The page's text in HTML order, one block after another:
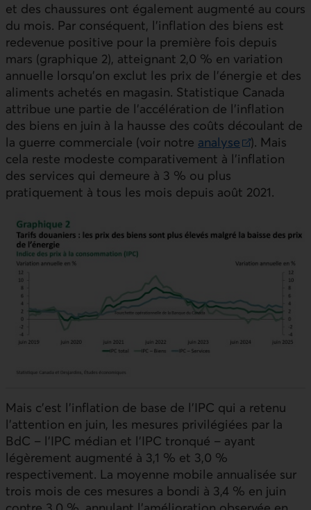
et des chaussures ont également augmenté au cours
du mois. Par conséquent, l’inflation des biens est
redevenue positive pour la première fois depuis
mars (graphique 2), atteignant 2,0 % en variation
annuelle lorsqu’on exclut les prix de l’énergie et des
aliments achetés en magasin. Statistique Canada
attribue une partie de l’accélération de l’inflation
des biens en juin à la hausse des coûts découlant de
la guerre commerciale (voir notre analyse
Lien externe au site.
). Mais
cela reste modeste comparativement à l’inflation
des services qui demeure à 3 % ou plus
pratiquement à tous les mois depuis août 2021.
Mais c’est l’inflation de base de l’IPC qui a retenu
l’attention en juin, les mesures privilégiées par la
BdC – l’IPC médian et l’IPC tronqué – ayant
légèrement augmenté à 3,1 % et 3,0 %
respectivement. La moyenne mobile annualisée sur
trois mois de ces mesures a bondi à 3,4 % en juin